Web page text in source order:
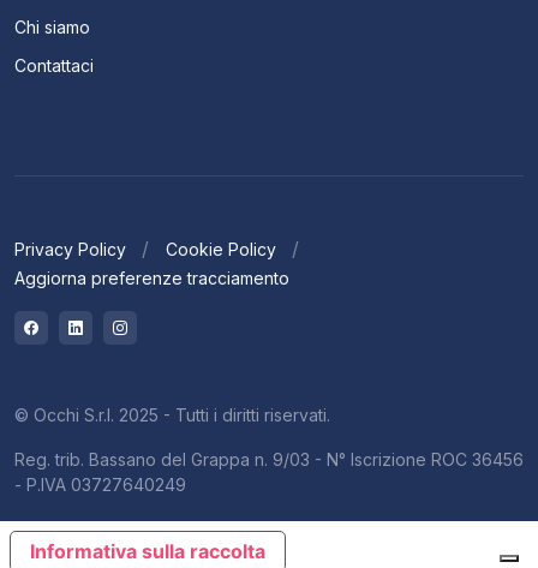
Chi siamo
Contattaci
Privacy Policy
Cookie Policy
Aggiorna preferenze tracciamento
© Occhi S.r.l. 2025 - Tutti i diritti riservati.
Reg. trib. Bassano del Grappa n. 9/03 - N° Iscrizione ROC 36456
- P.IVA 03727640249
Informativa sulla raccolta